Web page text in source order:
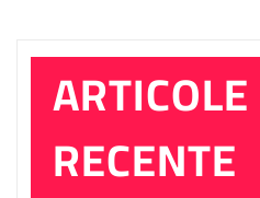
ARTICOLE
RECENTE